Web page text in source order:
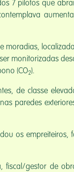
7 pilotos que
moradias,
monitorizadas
(CO2).
de classe
paredes exteriores
os
gestor de